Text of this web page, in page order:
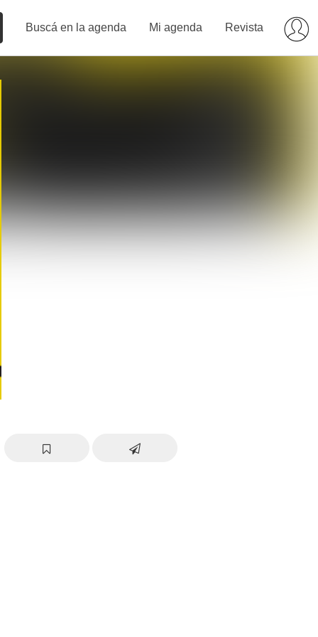
Buscá en la agenda Mi agenda Revista